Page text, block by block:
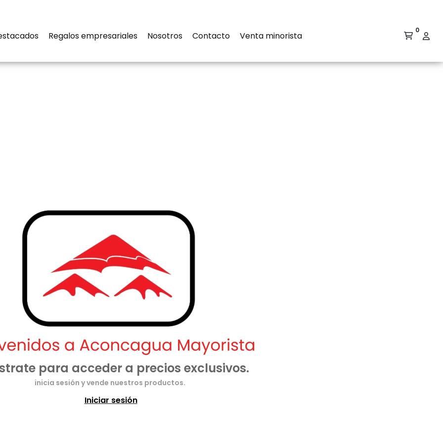
Regalos empresariales Nosotros Contacto Venta minorista
0
para acceder a precios exclusivos.
inicia sesión y vende nuestros productos.
Iniciar sesión